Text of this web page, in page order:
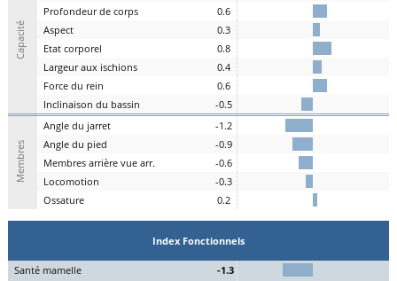
Capacité
Profondeur de corps
0.6
Aspect
0.3
Etat corporel
0.8
Largeur aux ischions
0.4
Force du rein
0.6
Inclinaison du bassin -0.5
Membres
Angle du jarret
-1.2
Angle du pied
-0.9
Membres arrière vue arr.
-0.6
Locomotion
-0.3
Ossature 0.2
Index Fonctionnels
Santé mamelle
-1.3